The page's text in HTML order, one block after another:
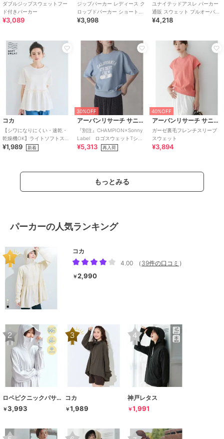
ダブルジップスウェットフー
ド付きパーカー
¥3,089
ジップパーカー レディース ク
ロップドパーカー ショート丈
ジップアップ スウェット 春秋
¥3,998
ユナイテッドアスレ パーカー
通販 スウェット プルオーバー
裏起毛 メンズ レディース
¥4,218
コカ
【シワになりにくい・速乾・
乾燥機OK】ライトソフトスウ
ェットウエストギャザー切替
¥1,989 新着
30%OFF
アーバンリサーチ サニーレーベル
『別注』CHAMPION×Sonny
Label ロゴスウェットTシャ
ツ
¥5,313 再入荷
40%OFF
アーバンリサーチ サニーレーベル
ガーゼ裏毛フレンチスリーブ
スウェット
¥3,894
もっとみる
パーカーの人気ランキング
コカ
4.00
（ 39件の口コミ ）
￥2,990
ロペピクニックパサージュ
￥3,993
コカ
￥1,989
神戸レタス
￥1,991